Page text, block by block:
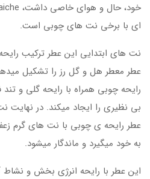
ای با برخی نت های چوبی است.
نت های ابتدایی این عطر ترکیب
عطر معطر هل و گل رز را تشکیل
رایحه چوبی همراه با رایحه گلی و
بی نظیری را ایجاد میکند. در نهایت
عطر رایحه ی چوبی با نت های گرم
به خود میگیرد و ماندگار میشود.
این عطر با رایحه انرژی بخش و